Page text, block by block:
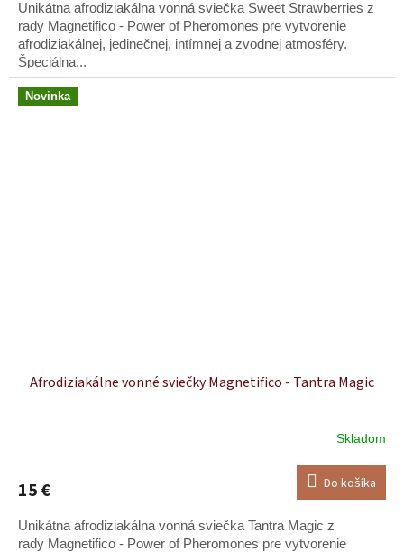
Unikátna afrodiziakálna vonná sviečka Sweet Strawberries z
rady Magnetifico - Power of Pheromones pre vytvorenie
afrodiziakálnej, jedinečnej, intímnej a zvodnej atmosféry.
Špeciálna...
Novinka
Afrodiziakálne vonné sviečky Magnetifico - Tantra Magic
je
z
5
Skladom
15 € Do košíka
Unikátna afrodiziakálna vonná sviečka Tantra Magic z
rady Magnetifico - Power of Pheromones pre vytvorenie